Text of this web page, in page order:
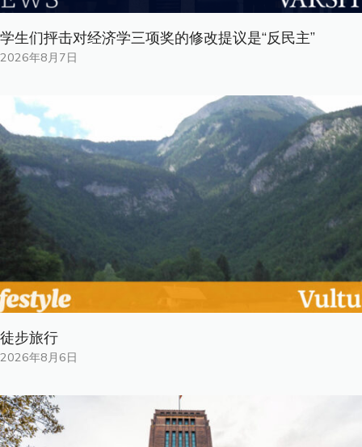
学生们抨击对经济学三项奖的修改提议是“反民主”
2026年8月7日
徒步旅行
2026年8月6日